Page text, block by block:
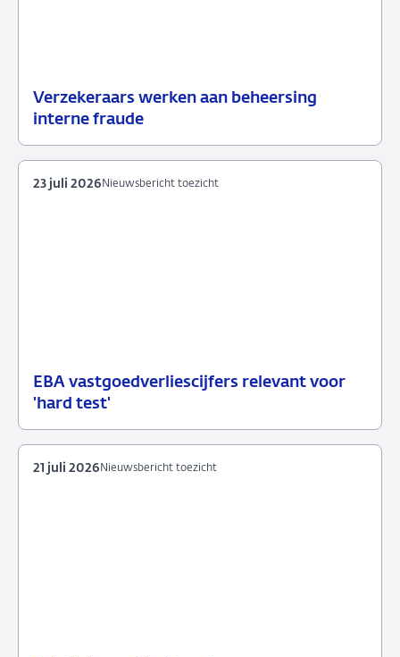
Verzekeraars werken aan beheersing
interne fraude
24
Nieuwsbericht
EBA vastgoedverliescijfers relevant voor
'hard test'
23
Nieuwsbericht
Nieuwsbericht toezicht
23 juli 2026
Nieuwsbericht toezicht
21 juli 2026